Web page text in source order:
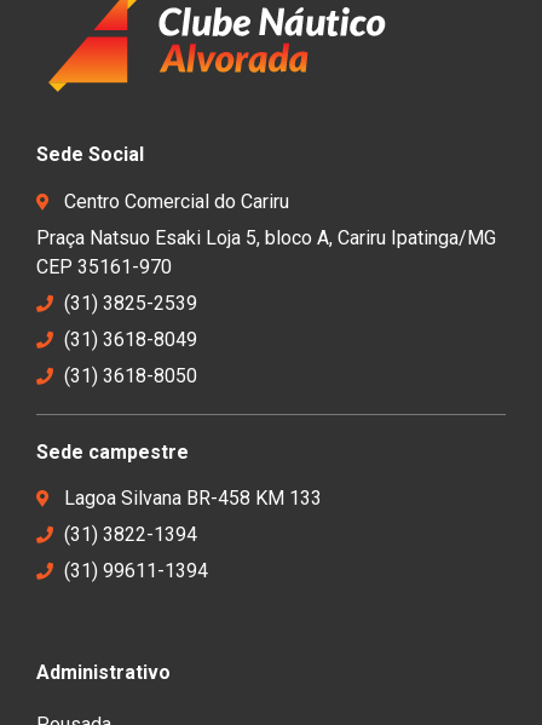
Sede Social
Centro Comercial do Cariru
Praça Natsuo Esaki Loja 5, bloco A, Cariru Ipatinga/MG
CEP 35161-970
(31) 3825-2539
(31) 3618-8049
(31) 3618-8050
Sede campestre
Lagoa Silvana BR-458 KM 133
(31) 3822-1394
(31) 99611-1394
Administrativo